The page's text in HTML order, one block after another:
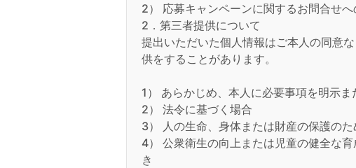
2） 応募キャンペーンに関するお問合せ
2．第三者提供について
提出いただいた個人情報はご本人の同意
供をすることがあります。
1） あらかじめ、本人に必要事項を明示
2） 法令に基づく場合
3） 人の生命、身体または財産の保護の
4） 公衆衛生の向上または児童の健全な
き